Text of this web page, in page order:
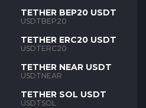
TETHER BEP20 USDT
USDTBEP20
TETHER ERC20 USDT
USDTERC20
TETHER NEAR USDT
USDTNEAR
TETHER SOL USDT
USDTSOL